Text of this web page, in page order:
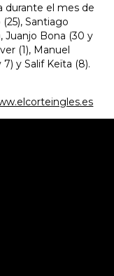
durante el mes de
Santiago
Juanjo Bona (30 y
(1), Manuel
y Salif Keïta (8).